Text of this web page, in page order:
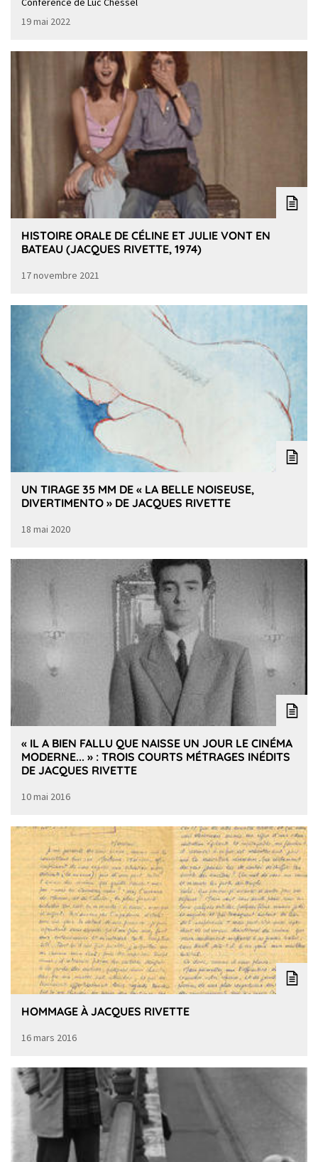
19 mai 2022
HISTOIRE ORALE DE CÉLINE ET JULIE VONT EN
BATEAU (JACQUES RIVETTE, 1974)
17 novembre 2021
UN TIRAGE 35 MM DE « LA BELLE NOISEUSE,
DIVERTIMENTO » DE JACQUES RIVETTE
18 mai 2020
« IL A BIEN FALLU QUE NAISSE UN JOUR LE CINÉMA
MODERNE... » : TROIS COURTS MÉTRAGES INÉDITS
DE JACQUES RIVETTE
10 mai 2016
HOMMAGE À JACQUES RIVETTE
16 mars 2016